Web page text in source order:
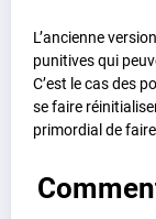
L’ancienne
punitives qui
C’est le cas des
se faire
primordial de